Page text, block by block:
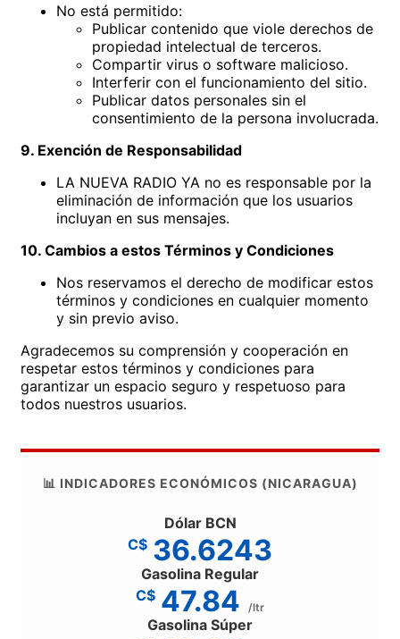
No está permitido:
Publicar contenido que viole derechos de
propiedad intelectual de terceros.
Compartir virus o software malicioso.
Interferir con el funcionamiento del sitio.
Publicar datos personales sin el
consentimiento de la persona involucrada.
9. Exención de Responsabilidad
LA NUEVA RADIO YA no es responsable por la
eliminación de información que los usuarios
incluyan en sus mensajes.
10. Cambios a estos Términos y Condiciones
Nos reservamos el derecho de modificar estos
términos y condiciones en cualquier momento
y sin previo aviso.
Agradecemos su comprensión y cooperación en
respetar estos términos y condiciones para
garantizar un espacio seguro y respetuoso para
todos nuestros usuarios.
📊 INDICADORES ECONÓMICOS (NICARAGUA)
Dólar BCN
C$ 36.6243
Gasolina Regular
C$ 47.84 /ltr
Gasolina Súper